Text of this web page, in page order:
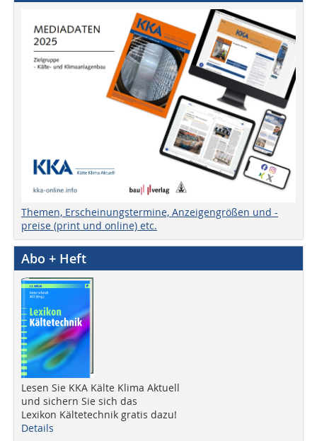
Themen, Erscheinungstermine, Anzeigengrößen und -
preise (print und online) etc.
Abo + Heft
Lesen Sie KKA Kälte Klima Aktuell
und sichern Sie sich das
Lexikon Kältetechnik gratis dazu!
Details